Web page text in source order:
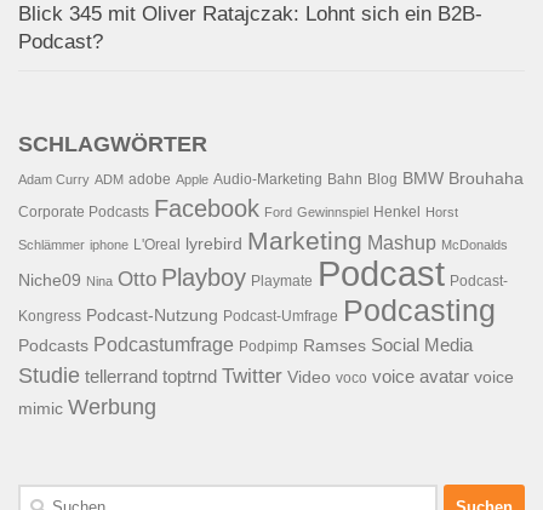
Blick 345 mit Oliver Ratajczak: Lohnt sich ein B2B-
Podcast?
SCHLAGWÖRTER
Adam Curry ADM adobe Apple Audio-Marketing Bahn Blog BMW Brouhaha
Corporate Podcasts Facebook Ford Gewinnspiel Henkel Horst
Schlämmer iphone L'Oreal lyrebird Marketing Mashup McDonalds
Niche09 Nina Otto Playboy Playmate Podcast Podcast-
Kongress Podcast-Nutzung Podcast-Umfrage Podcasting
Podcasts Podcastumfrage Podpimp Ramses Social Media
Studie tellerrand toptrnd Twitter Video voco voice avatar voice
mimic Werbung
Suchen